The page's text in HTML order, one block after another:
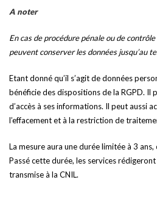
A noter
En cas de procédure pénale ou de
peuvent conserver les données jusqu’au
Etant donné qu’il s’agit de données
bénéficie des dispositions de la RGPD. Il
d’accès à ses informations. Il peut aussi
l’effacement et à la restriction de
La mesure aura une durée limitée à 3
Passé cette durée, les services
transmise à la CNIL.